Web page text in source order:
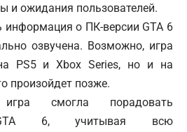
и ожидания пользователей.
информация о ПК-версии GTA 6
озвучена. Возможно, игра
PS5 и Xbox Series, но и на
произойдет позже.
смогла порадовать
GTA 6, учитывая всю